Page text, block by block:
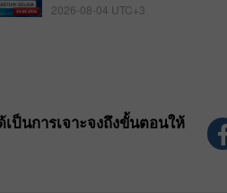
2026-08-04 UTC+3
นการเจาะจงถึงขั้นตอนให้